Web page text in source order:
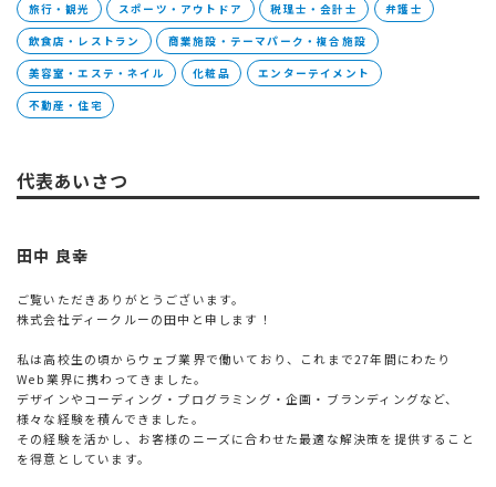
旅行・観光 スポーツ・アウトドア 税理士・会計士 弁護士
飲食店・レストラン 商業施設・テーマパーク・複合施設
美容室・エステ・ネイル 化粧品 エンターテイメント
不動産・住宅
代表あいさつ
田中 良幸
ご覧いただきありがとうございます。
株式会社ディークルーの田中と申します！
私は高校生の頃からウェブ業界で働いており、これまで27年間にわたり
Web業界に携わってきました。
デザインやコーディング・プログラミング・企画・ブランディングなど、
様々な経験を積んできました。
その経験を活かし、お客様のニーズに合わせた最適な解決策を提供すること
を得意としています。